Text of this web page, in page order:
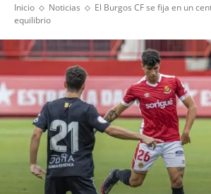
Inicio Noticias
El Burgos CF se fija en un
equilibrio